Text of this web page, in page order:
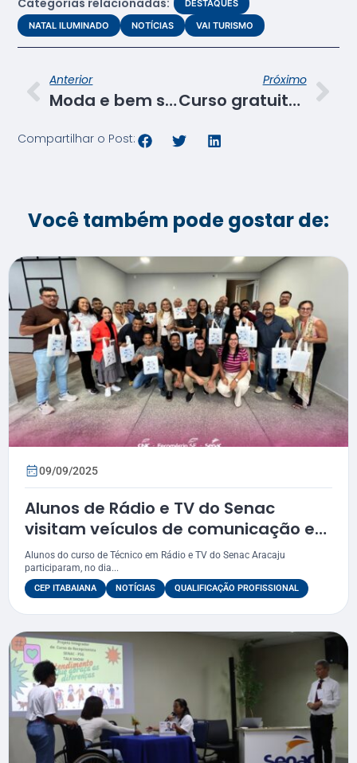
DESTAQUES
NATAL ILUMINADO
NOTÍCIAS VAI TURISMO
Anterior
Moda e bem social: Projeto Integrador propõe que estilistas tenham voz ativa para causas sociais
Próximo
Curso gratuito de corte e costura representa economia doméstica para mulheres de Lagarto
Compartilhar o Post:
Você também pode gostar de:
09/09/2025
Alunos de Rádio e TV do Senac
visitam veículos de comunicação em
Itabaiana
Alunos do curso de Técnico em Rádio e TV do Senac Aracaju
participaram, no dia...
CEP ITABAIANA NOTÍCIAS QUALIFICAÇÃO PROFISSIONAL